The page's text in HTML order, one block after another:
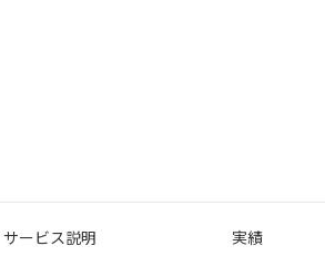
サービス説明 実績